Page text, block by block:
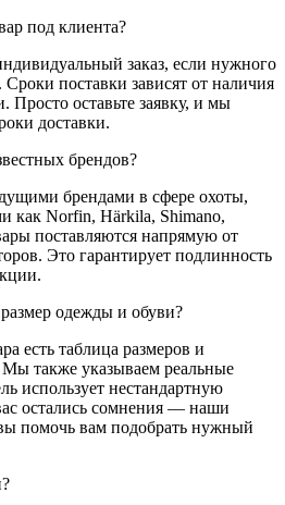
под клиента?
заказ, если нужного
поставки зависят от наличия
Просто оставьте заявку, и мы
доставки.
брендов?
брендами в сфере охоты,
как Norfin, Härkila, Shimano,
поставляются напрямую от
Это гарантирует подлинность
одежды и обуви?
есть таблица размеров и
также указываем реальные
использует нестандартную
остались сомнения — наши
помочь вам подобрать нужный